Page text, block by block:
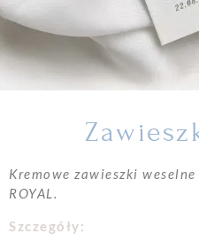
Kremowe zawieszki
ROYAL.
Szczegóły: